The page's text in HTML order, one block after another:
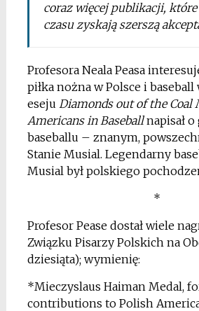
coraz więcej publikacji,
czasu zyskają szerszą
Profesora Neala Peasa
piłka nożna w Polsce i baseball
eseju Diamonds out of the Coal
Americans in Baseballnapisał
baseballu – znanym,
Stanie Musial. Legendarny
Musial był polskiego
*
Profesor Pease dostał wiele
Związku Pisarzy Polskich na
dziesiąta); wymienię:
*Mieczyslaus Haiman Medal,
contributions to Polish